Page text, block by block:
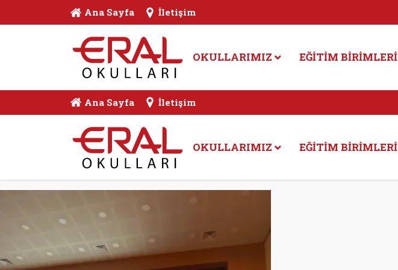
Ana Sayfa İletişim
OKULLARIMIZ EĞITIM BIRIMLERI
Ana Sayfa İletişim
OKULLARIMIZ EĞITIM BIRIMLERI